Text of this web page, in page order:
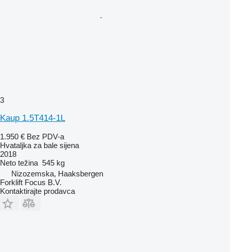
3
Kaup 1.5T414-1L
1.950 € Bez PDV-a
Hvataljka za bale sijena
2018
Neto težina 545 kg
Nizozemska, Haaksbergen
Forklift Focus B.V.
Kontaktirajte prodavca